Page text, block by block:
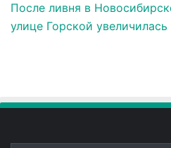
После ливня в
улице Горской